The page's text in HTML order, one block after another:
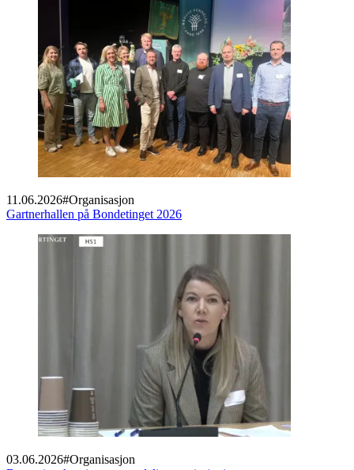
11.06.2026#Organisasjon
Gartnerhallen på Bondetinget 2026
03.06.2026#Organisasjon